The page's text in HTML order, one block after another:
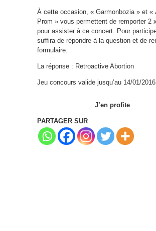
À cette occasion, « Garmonbozia » et «
Prom » vous permettent de remporter 2
pour assister à ce concert. Pour
suffira de répondre à la question et de
formulaire.
La réponse : Retroactive Abortion
Jeu concours valide jusqu’au 14/01/2016
J’en profite
PARTAGER SUR